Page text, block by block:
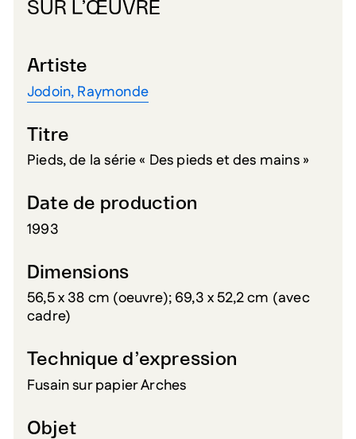
SUR L’ŒUVRE
Artiste
Jodoin, Raymonde
Titre
Pieds, de la série « Des pieds et des mains »
Date de production
1993
Dimensions
56,5 x 38 cm (oeuvre); 69,3 x 52,2 cm (avec
cadre)
Technique d’expression
Fusain sur papier Arches
Objet